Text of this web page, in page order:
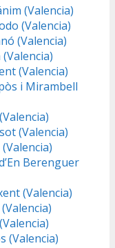
(Valencia)
(Valencia)
(Valencia)
(Valencia)
i Mirambell
(Valencia)
Berenguer
(Valencia)
(Valencia)